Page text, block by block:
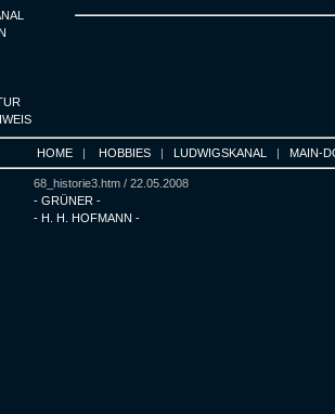
HOME | HOBBIES | LUDWIGSKANAL | MAIN-
68_historie3.htm / 22.05.2008
- GRÜNER -
- H. H. HOFMANN -